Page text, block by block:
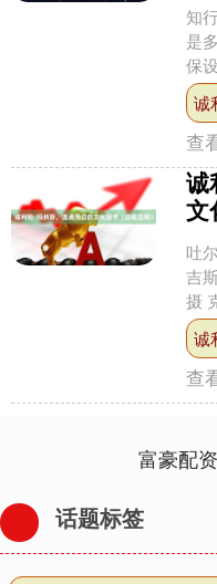
知
是
保
的
中诚
查
诚
文
吐
吉
摄
的
记诚
查
富豪配
话题标签